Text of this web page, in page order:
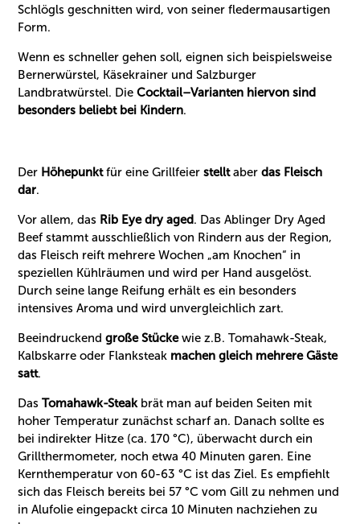
Schlögls geschnitten wird, von seiner fledermausartigen
Form.
Wenn es schneller gehen soll, eignen sich beispielsweise
Bernerwürstel, Käsekrainer und Salzburger
Landbratwürstel. DieCocktail–Varianten hiervon sind
besonders beliebt bei Kindern.
Der Höhepunktfür eine Grillfeierstelltaberdas Fleisch
dar.
Vor allem, das Rib Eye dry aged. Das Ablinger Dry Aged
Beef stammt ausschließlich von Rindern aus der Region,
das Fleisch reift mehrere Wochen „am Knochen“ in
speziellen Kühlräumen und wird per Hand ausgelöst.
Durch seine lange Reifung erhält es ein besonders
intensives Aroma und wird unvergleichlich zart.
Beeindruckend große Stückewie z.B. Tomahawk-Steak,
Kalbskarre oder Flanksteak machen gleich mehrere Gäste
satt.
DasTomahawk-Steakbrät man auf beiden Seiten mit
hoher Temperatur zunächst scharf an. Danach sollte es
bei indirekter Hitze (ca. 170 °C), überwacht durch ein
Grillthermometer, noch etwa 40 Minuten garen. Eine
Kernthemperatur von 60-63 °C ist das Ziel. Es empfiehlt
sich das Fleisch bereits bei 57 °C vom Gill zu nehmen und
in Alufolie eingepackt circa 10 Minuten nachziehen zu